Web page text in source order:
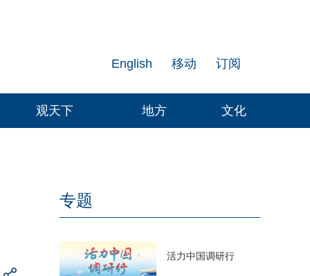
订阅
移动
English
观天下 地方 文化
专题
活力中国调研行